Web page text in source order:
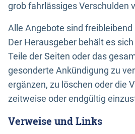
grob fahrlässiges Verschulden
Alle Angebote sind freibleibend
Der Herausgeber behält es
Teile der Seiten oder das
gesonderte Ankündigung zu
ergänzen, zu löschen oder die
zeitweise oder endgültig
Verweise und Links